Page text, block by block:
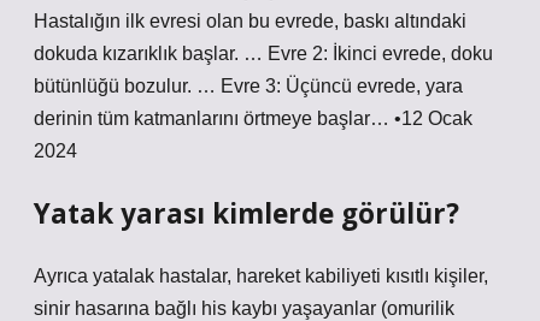
Hastalığın ilk evresi olan bu evrede, baskı altındaki
dokuda kızarıklık başlar. … Evre 2: İkinci evrede, doku
bütünlüğü bozulur. … Evre 3: Üçüncü evrede, yara
derinin tüm katmanlarını örtmeye başlar… •12 Ocak
2024
Yatak yarası kimlerde görülür?
Ayrıca yatalak hastalar, hareket kabiliyeti kısıtlı kişiler,
sinir hasarına bağlı his kaybı yaşayanlar (omurilik